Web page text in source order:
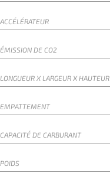
ACCÉLÉRATEUR
ÉMISSION DE CO2
LONGUEUR X LARGEUR X HAUTEUR
EMPATTEMENT
CAPACITÉ DE CARBURANT
POIDS